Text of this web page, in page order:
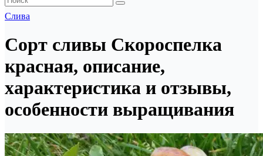
Слива
Сорт сливы Скороспелка
красная, описание,
характеристика и отзывы,
особенности выращивания